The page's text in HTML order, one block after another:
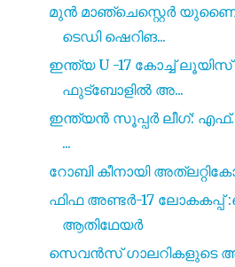
മുൻ മാഞ്ചെസ്റ്റെർ
ടെഡി ഷെറിങ...
ഇന്ത്യ U -17 കോച്ച് ലൂയിസ്
ഫുട്ബോളിൽ അ...
ഇന്ത്യൻ സൂപ്പർ ലീഗ്:
...
റോബി കീനായി
ഫിഫ അണ്ടർ-17 ലോകകപ്പ്
ആതിഥേയർ
സെവൻസ് ഗാലറികളുടെ